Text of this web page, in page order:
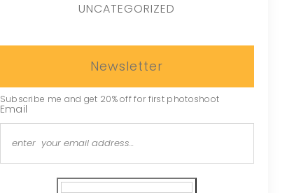
UNCATEGORIZED
Newsletter
Subscribe me and get 20% off for first photoshoot
Email